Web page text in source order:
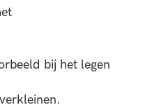
bij het legen